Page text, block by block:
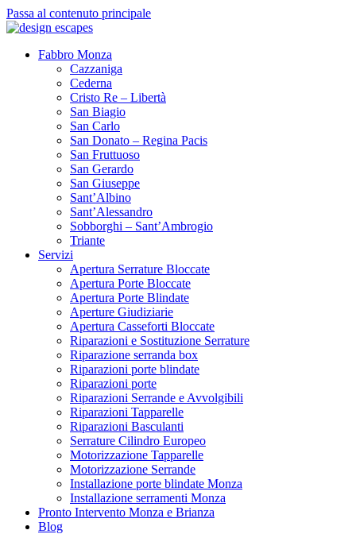
Passa al contenuto principale
Fabbro Monza
Cazzaniga
Cederna
Cristo Re – Libertà
San Biagio
San Carlo
San Donato – Regina Pacis
San Fruttuoso
San Gerardo
San Giuseppe
Sant’Albino
Sant’Alessandro
Sobborghi – Sant’Ambrogio
Triante
Servizi
Apertura Serrature Bloccate
Apertura Porte Bloccate
Apertura Porte Blindate
Aperture Giudiziarie
Apertura Casseforti Bloccate
Riparazioni e Sostituzione Serrature
Riparazione serranda box
Riparazioni porte blindate
Riparazioni porte
Riparazioni Serrande e Avvolgibili
Riparazioni Tapparelle
Riparazioni Basculanti
Serrature Cilindro Europeo
Motorizzazione Tapparelle
Motorizzazione Serrande
Installazione porte blindate Monza
Installazione serramenti Monza
Pronto Intervento Monza e Brianza
Blog